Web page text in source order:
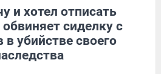
и хотел отписать
сиделку с
в убийстве своего